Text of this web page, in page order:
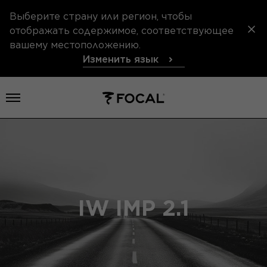
Выберите страну или регион, чтобы
отображать содержимое, соответствующее
вашему местоположению.
Изменить язык
Открыть меню
IW IMP 2.1